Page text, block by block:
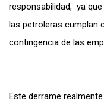
responsabilidad, ya
las petroleras cumplan
contingencia de las
Este derrame